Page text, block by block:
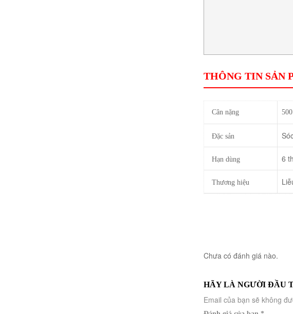
THÔNG TIN SẢN
Cân nặng
Đặc sản
Hạn dùng 6
Thương hiệu
Chưa có đánh giá nào.
HÃY LÀ NGƯỜI ĐẦU
Email của bạn sẽ không